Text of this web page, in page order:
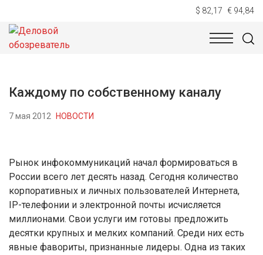
$ 82,17 € 94,84
НОВОСТИ
Каждому по собственному каналу
7 мая 2012 НОВОСТИ
Рынок инфокоммуникаций начал формироваться в
России всего лет десять назад. Сегодня количество
корпоративных и личных пользователей Интернета,
IP-телефонии и электронной почты исчисляется
миллионами. Свои услуги им готовы предложить
десятки крупных и мелких компаний. Среди них есть
явные фавориты, признанные лидеры. Одна из таких